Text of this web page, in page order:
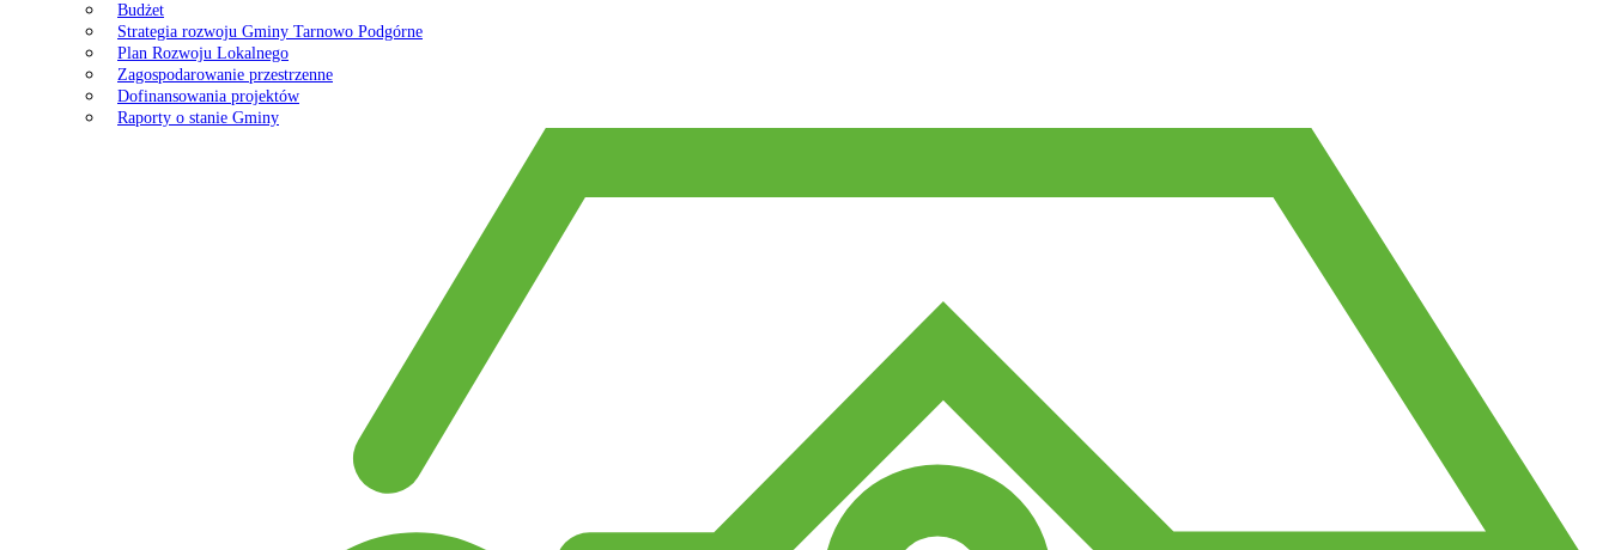
Budżet
Strategia rozwoju Gminy Tarnowo Podgórne
Plan Rozwoju Lokalnego
Zagospodarowanie przestrzenne
Dofinansowania projektów
Raporty o stanie Gminy